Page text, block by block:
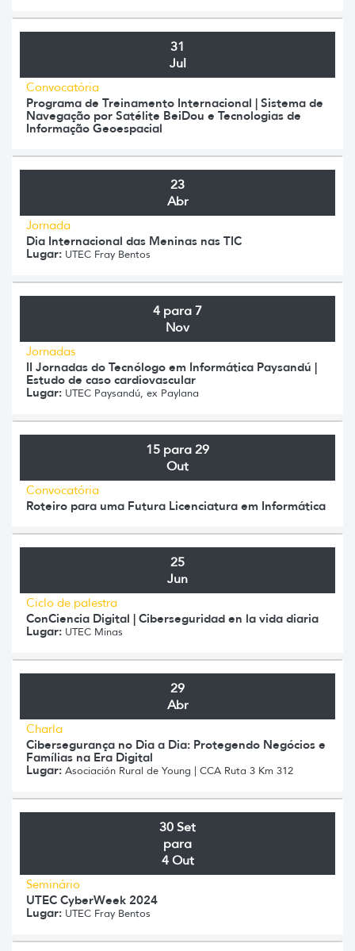
31
Jul
Convocatória
Programa de Treinamento Internacional | Sistema de
Navegação por Satélite BeiDou e Tecnologias de
Informação Geoespacial
23
Abr
Jornada
Dia Internacional das Meninas nas TIC
Lugar: UTEC Fray Bentos
4 para 7
Nov
Jornadas
II Jornadas do Tecnólogo em Informática Paysandú |
Estudo de caso cardiovascular
Lugar: UTEC Paysandú, ex Paylana
15 para 29
Out
Convocatória
Roteiro para uma Futura Licenciatura em Informática
25
Jun
Ciclo de palestra
ConCiencia Digital | Ciberseguridad en la vida diaria
Lugar: UTEC Minas
29
Abr
Charla
Cibersegurança no Dia a Dia: Protegendo Negócios e
Famílias na Era Digital
Lugar: Asociación Rural de Young | CCA Ruta 3 Km 312
30 Set
para
4 Out
Seminário
UTEC CyberWeek 2024
Lugar: UTEC Fray Bentos